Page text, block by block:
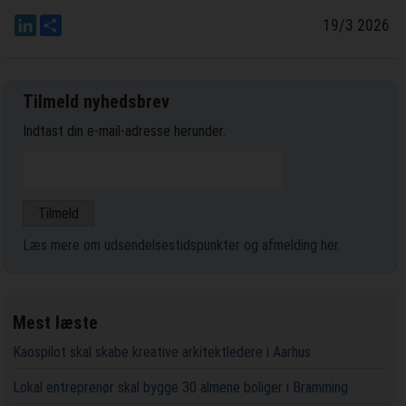
LinkedIn 19/3 2026
Tilmeld nyhedsbrev
Indtast din e-mail-adresse herunder.
Læs mere om udsendelsestidspunkter og afmelding her.
Mest læste
Kaospilot skal skabe kreative arkitektledere i Aarhus
Lokal entreprenør skal bygge 30 almene boliger i Bramming